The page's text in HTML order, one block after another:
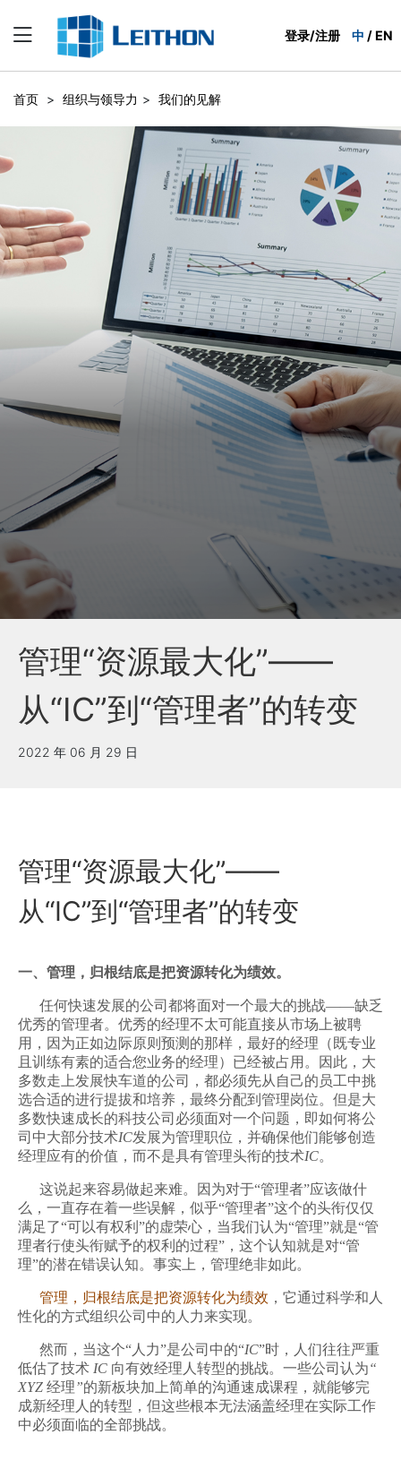
登录/注册 中 / EN
首页 > 组织与领导力 > 我们的见解
管理“资源最大化”——
从“IC”到“管理者”的转变
2022 年 06 月 29 日
管理“资源最大化”——
从“IC”到“管理者”的转变
一、管理，归根结底是把资源转化为绩效。
任何快速发展的公司都将面对一个最大的挑战——缺乏
优秀的管理者。优秀的经理不太可能直接从市场上被聘
用，因为正如边际原则预测的那样，最好的经理（既专业
且训练有素的适合您业务的经理）已经被占用。因此，大
多数走上发展快车道的公司，都必须先从自己的员工中挑
选合适的进行提拔和培养，最终分配到管理岗位。但是大
多数快速成长的科技公司必须面对一个问题，即如何将公
司中大部分技术IC发展为管理职位，并确保他们能够创造
经理应有的价值，而不是具有管理头衔的技术IC。
这说起来容易做起来难。因为对于“管理者”应该做什
么，一直存在着一些误解 ，似乎“管理者”这个的头衔仅仅
满足了“可以有权利”的虚荣心，当我们认为“管理”就是“管
理者行使头衔赋予的权利的过程”，这个认知就是对“管
理”的潜在错误认知。 事实上，管理绝非如此。
管理，归根结底是把资源转化为绩效 ，它通过科学和人
性化的方式组织公司中的人力来实现。
然而，当这个“人力”是公司中的“IC”时，人们往往严重
低估了技术 IC 向有效经理人转型的挑战。一些公司认为“
XYZ 经理”的新板块加上简单的沟通速成课程，就能够完
成新经理人的转型，但这些根本无法涵盖经理在实际工作
中必须面临的全部挑战。